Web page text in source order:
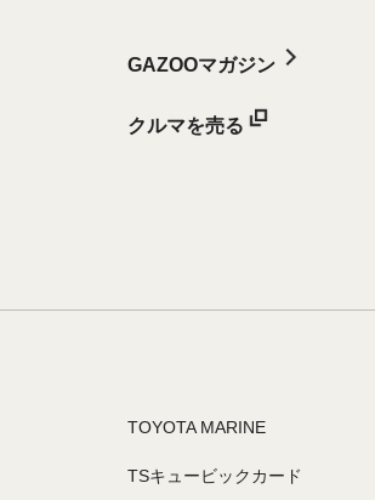
GAZOOマガジン
クルマを売る
TOYOTA MARINE
TSキュービックカード